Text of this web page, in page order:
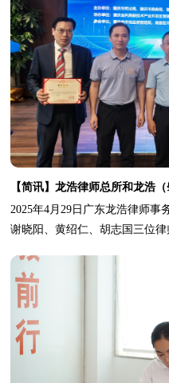
2025年4月29日广东龙浩律师
谢晓阳、黄绍仁、胡志国三位
主办的“以法惠企涉外知识产权